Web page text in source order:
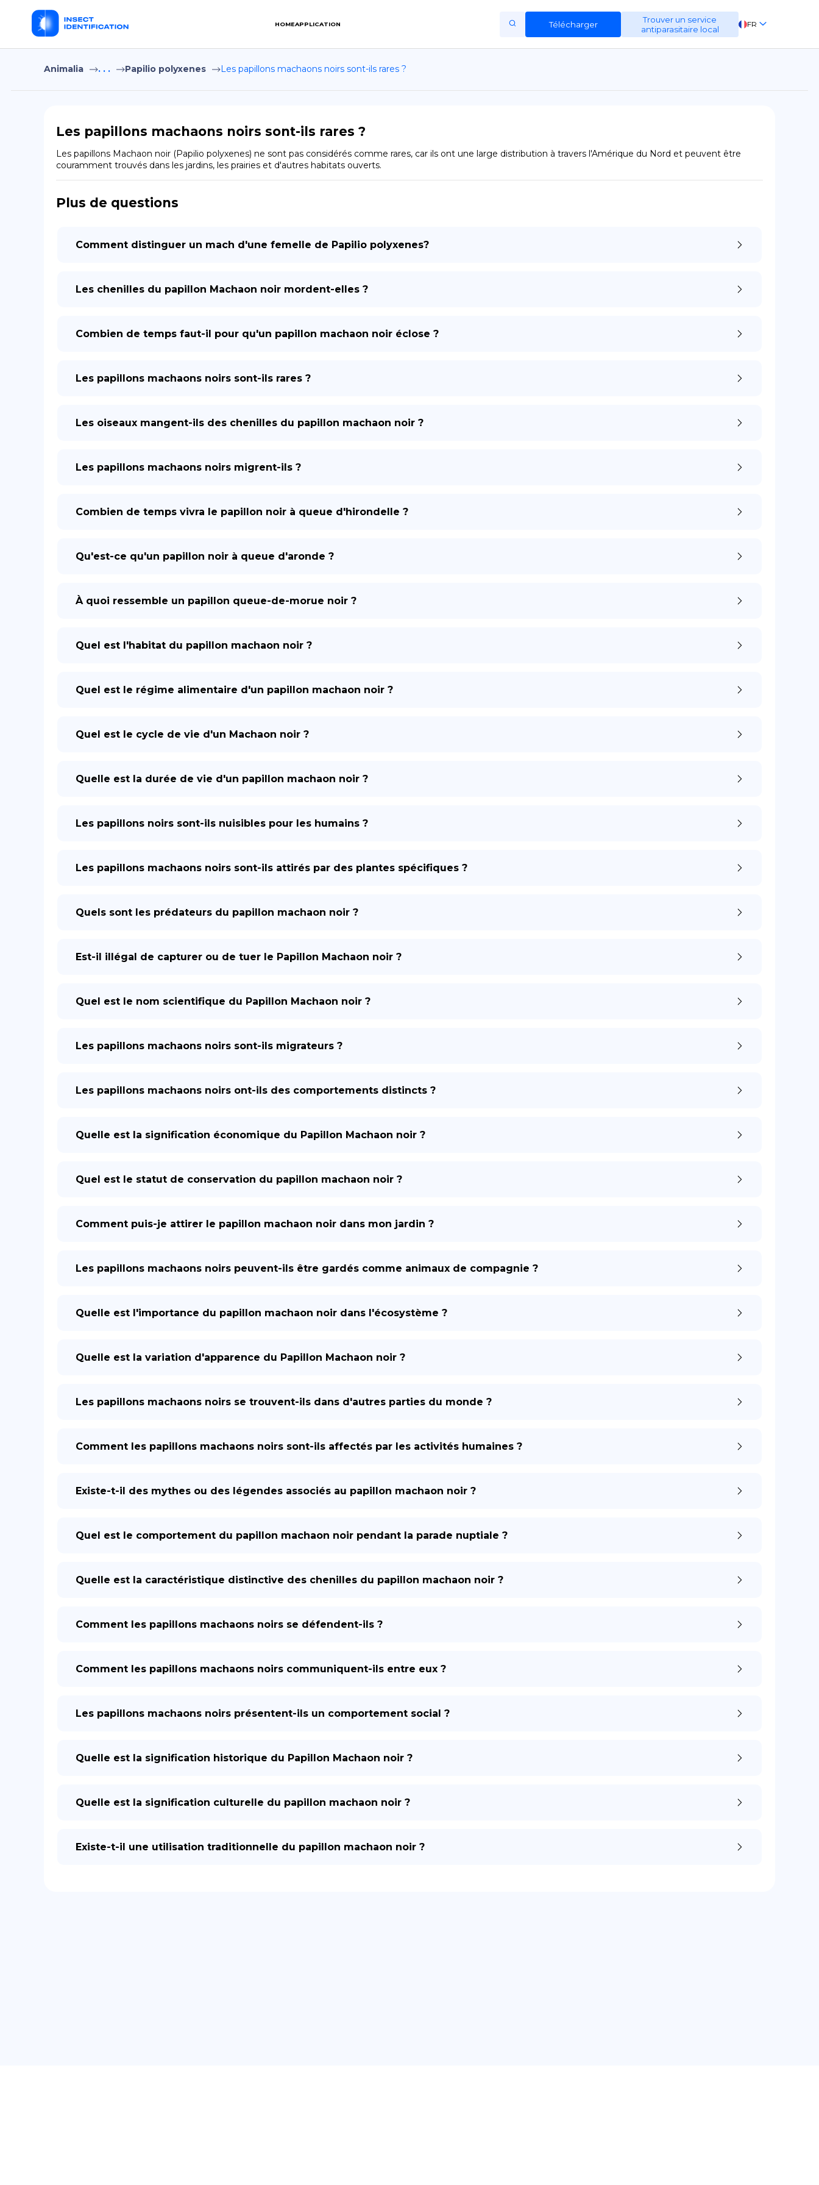
HOMEAPPLICATION Télécharger
Trouver un service
antiparasitaire local
FR
EN
Home
Terms of Use
Privacy Policy
FR
Animalia . . . Papilio polyxenes Les papillons machaons noirs sont-ils rares ?
Les papillons machaons noirs sont-ils rares ?
Les papillons Machaon noir (Papilio polyxenes) ne sont pas considérés comme rares, car ils ont une large distribution à travers l'Amérique du Nord et peuvent être
couramment trouvés dans les jardins, les prairies et d'autres habitats ouverts.
Plus de questions
Comment distinguer un mach d'une femelle de Papilio polyxenes?
Les chenilles du papillon Machaon noir mordent-elles ?
Combien de temps faut-il pour qu'un papillon machaon noir éclose ?
Les papillons machaons noirs sont-ils rares ?
Les oiseaux mangent-ils des chenilles du papillon machaon noir ?
Les papillons machaons noirs migrent-ils ?
Combien de temps vivra le papillon noir à queue d'hirondelle ?
Qu'est-ce qu'un papillon noir à queue d'aronde ?
À quoi ressemble un papillon queue-de-morue noir ?
Quel est l'habitat du papillon machaon noir ?
Quel est le régime alimentaire d'un papillon machaon noir ?
Quel est le cycle de vie d'un Machaon noir ?
Quelle est la durée de vie d'un papillon machaon noir ?
Les papillons noirs sont-ils nuisibles pour les humains ?
Les papillons machaons noirs sont-ils attirés par des plantes spécifiques ?
Quels sont les prédateurs du papillon machaon noir ?
Est-il illégal de capturer ou de tuer le Papillon Machaon noir ?
Quel est le nom scientifique du Papillon Machaon noir ?
Les papillons machaons noirs sont-ils migrateurs ?
Les papillons machaons noirs ont-ils des comportements distincts ?
Quelle est la signification économique du Papillon Machaon noir ?
Quel est le statut de conservation du papillon machaon noir ?
Comment puis-je attirer le papillon machaon noir dans mon jardin ?
Les papillons machaons noirs peuvent-ils être gardés comme animaux de compagnie ?
Quelle est l'importance du papillon machaon noir dans l'écosystème ?
Quelle est la variation d'apparence du Papillon Machaon noir ?
Les papillons machaons noirs se trouvent-ils dans d'autres parties du monde ?
Comment les papillons machaons noirs sont-ils affectés par les activités humaines ?
Existe-t-il des mythes ou des légendes associés au papillon machaon noir ?
Quel est le comportement du papillon machaon noir pendant la parade nuptiale ?
Quelle est la caractéristique distinctive des chenilles du papillon machaon noir ?
Comment les papillons machaons noirs se défendent-ils ?
Comment les papillons machaons noirs communiquent-ils entre eux ?
Les papillons machaons noirs présentent-ils un comportement social ?
Quelle est la signification historique du Papillon Machaon noir ?
Quelle est la signification culturelle du papillon machaon noir ?
Existe-t-il une utilisation traditionnelle du papillon machaon noir ?